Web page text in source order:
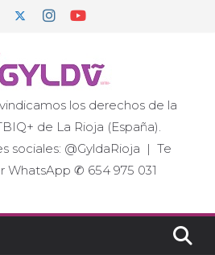
los derechos de la
de La Rioja (España).
sociales: @GyldaRioja | Te
WhatsApp ✆ 654 975 031